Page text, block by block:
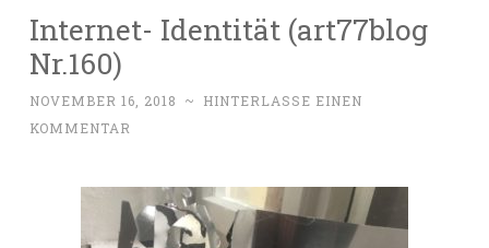
Internet- Identität (art77blog
Nr.160)
NOVEMBER 16, 2018 ~
HINTERLASSE EINEN
KOMMENTAR